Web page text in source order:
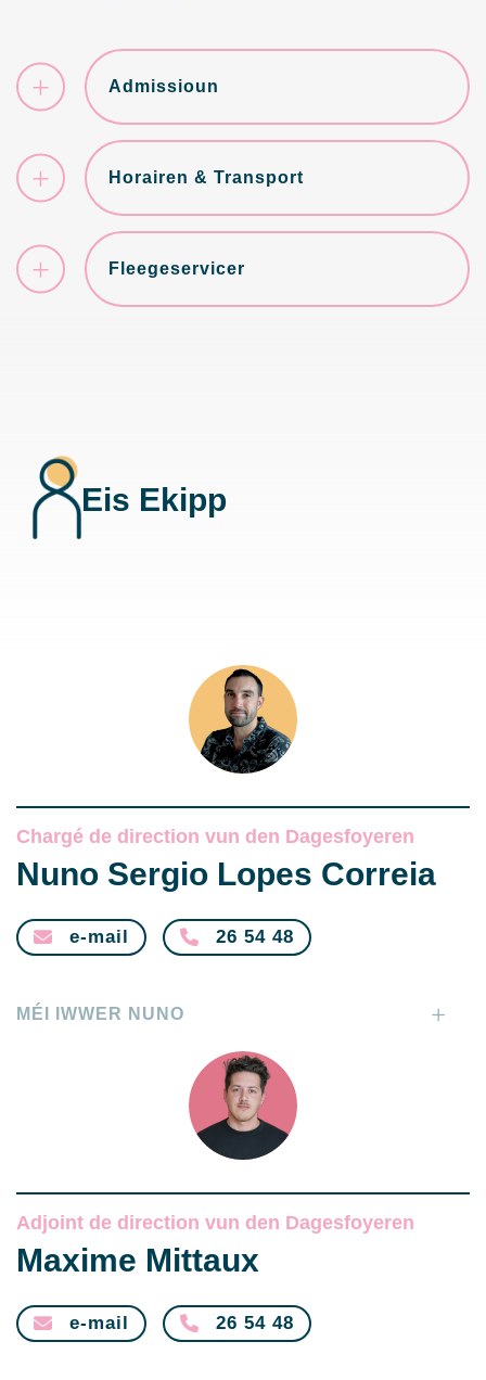
Admissioun
Horairen & Transport
Fleegeservicer
Eis Ekipp
Chargé de direction vun den Dagesfoyeren
Nuno Sergio Lopes Correia
e-mail 26 54 48
MÉI IWWER NUNO
Adjoint de direction vun den Dagesfoyeren
Maxime Mittaux
e-mail 26 54 48